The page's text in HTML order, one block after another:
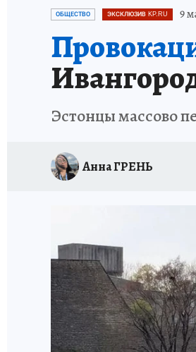
ОБЩЕСТВО ЭКСКЛЮЗИВ KP.RU 9
Эстонцы массово
Анна ГРЕНЬ